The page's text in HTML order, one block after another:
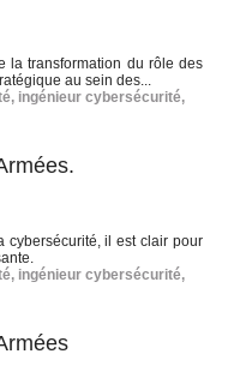
la transformation du rôle des
au sein des...
, ingénieur cybersécurité,
cybersécurité, il est clair pour
, ingénieur cybersécurité,